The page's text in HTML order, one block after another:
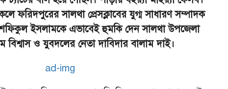
ফরিদপুরের সালথা প্রেসক্লাবের যুগ্ম সাধারণ সম্পাদক
শফিকুল ইসলামকে এভাবেই হুমকি দেন সালথা উপজেলা
বিশ্বাস ও যুবদলের নেতা দাবিদার বালাম দাই।